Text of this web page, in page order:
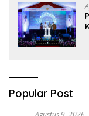
Popular Post